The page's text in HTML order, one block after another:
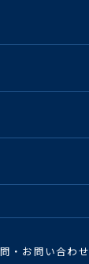
・お問い合わせ